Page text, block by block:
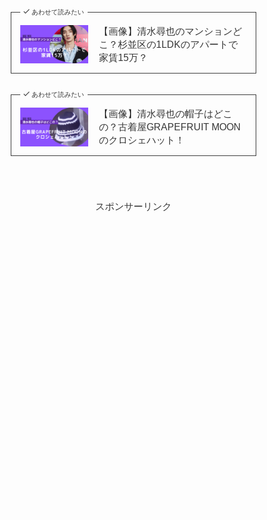
あわせて読みたい
【画像】清水尋也のマンションど
こ？杉並区の1LDKのアパートで
家賃15万？
あわせて読みたい
【画像】清水尋也の帽子はどこ
の？古着屋GRAPEFRUIT MOON
のクロシェハット！
スポンサーリンク